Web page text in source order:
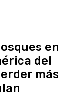
en
del
más